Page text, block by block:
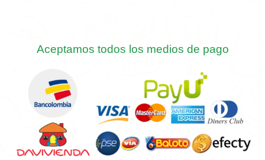
Aceptamos todos los medios de pago